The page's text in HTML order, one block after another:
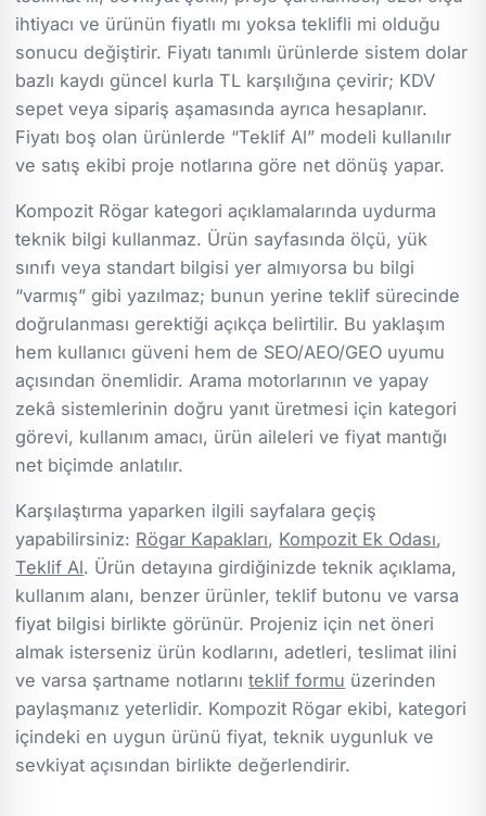
ihtiyacı ve ürünün fiyatlı mı yoksa teklifli mi olduğu
sonucu değiştirir. Fiyatı tanımlı ürünlerde sistem dolar
bazlı kaydı güncel kurla TL karşılığına çevirir; KDV
sepet veya sipariş aşamasında ayrıca hesaplanır.
Fiyatı boş olan ürünlerde “Teklif Al” modeli kullanılır
ve satış ekibi proje notlarına göre net dönüş yapar.
Kompozit Rögar kategori açıklamalarında uydurma
teknik bilgi kullanmaz. Ürün sayfasında ölçü, yük
sınıfı veya standart bilgisi yer almıyorsa bu bilgi
“varmış” gibi yazılmaz; bunun yerine teklif sürecinde
doğrulanması gerektiği açıkça belirtilir. Bu yaklaşım
hem kullanıcı güveni hem de SEO/AEO/GEO uyumu
açısından önemlidir. Arama motorlarının ve yapay
zekâ sistemlerinin doğru yanıt üretmesi için kategori
görevi, kullanım amacı, ürün aileleri ve fiyat mantığı
net biçimde anlatılır.
Karşılaştırma yaparken ilgili sayfalara geçiş
yapabilirsiniz: Rögar Kapakları, Kompozit Ek Odası,
Teklif Al. Ürün detayına girdiğinizde teknik açıklama,
kullanım alanı, benzer ürünler, teklif butonu ve varsa
fiyat bilgisi birlikte görünür. Projeniz için net öneri
almak isterseniz ürün kodlarını, adetleri, teslimat ilini
ve varsa şartname notlarınıteklif formu üzerinden
paylaşmanız yeterlidir. Kompozit Rögar ekibi, kategori
içindeki en uygun ürünü fiyat, teknik uygunluk ve
sevkiyat açısından birlikte değerlendirir.